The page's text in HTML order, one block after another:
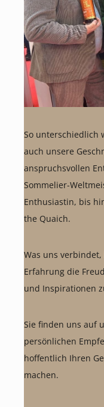
So unterschiedlich
auch unsere
anspruchsvollen
Sommelier-
Enthusiastin, bis
the Quaich.
Was uns
Erfahrung die
und Inspirationen
Sie finden uns auf
persönlichen
hoffentlich Ihren
machen.